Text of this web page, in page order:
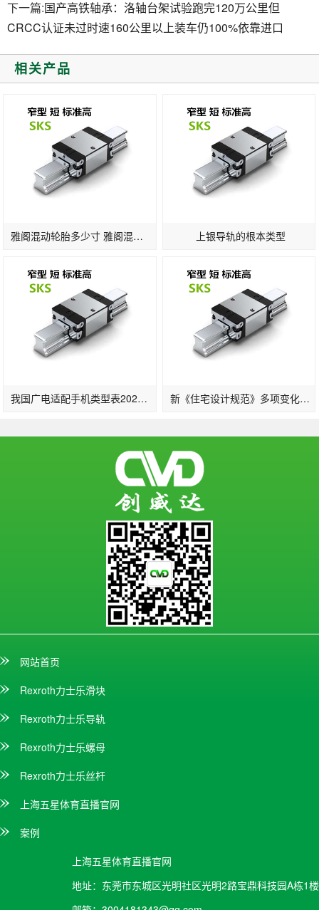
下一篇:国产高铁轴承：洛轴台架试验跑完120万公里但
CRCC认证未过时速160公里以上装车仍100%依靠进口
相关产品
雅阁混动轮胎多少寸 雅阁混动版轮胎标准 上银导轨的根本类型
我国广电适配手机类型表2022一览：支撑的手机品牌及晋级时刻发布(2) 新《住宅设计规范》多项变化：2层及以上住宅设置电梯明确担架电梯尺寸…
网站首页
Rexroth力士乐滑块
Rexroth力士乐导轨
Rexroth力士乐螺母
Rexroth力士乐丝杆
上海五星体育直播官网
案例
上海五星体育直播官网
地址： 东莞市东城区光明社区光明2路宝鼎科技园A栋1楼